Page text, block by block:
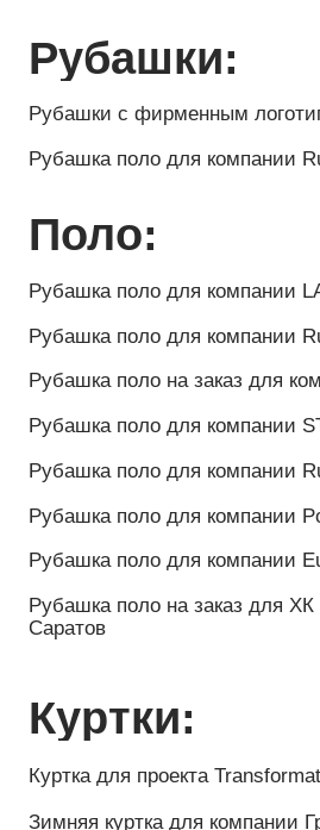
Куртка демисезонная для компании
Куртка парка для команды
Зимняя куртка парка для Дворца
Зимняя куртка для
Авангард Омск
Зимняя куртка для гоночной
Зимняя куртка-парка для компании
Красноселькупского района
Зимняя куртка-парка для ХК
Зимняя куртка-парка для компании
Зимняя куртка для компании
Зимняя куртка на заказ для компании
Зимняя куртка на заказ для проекта
института
Зимняя куртка для компании